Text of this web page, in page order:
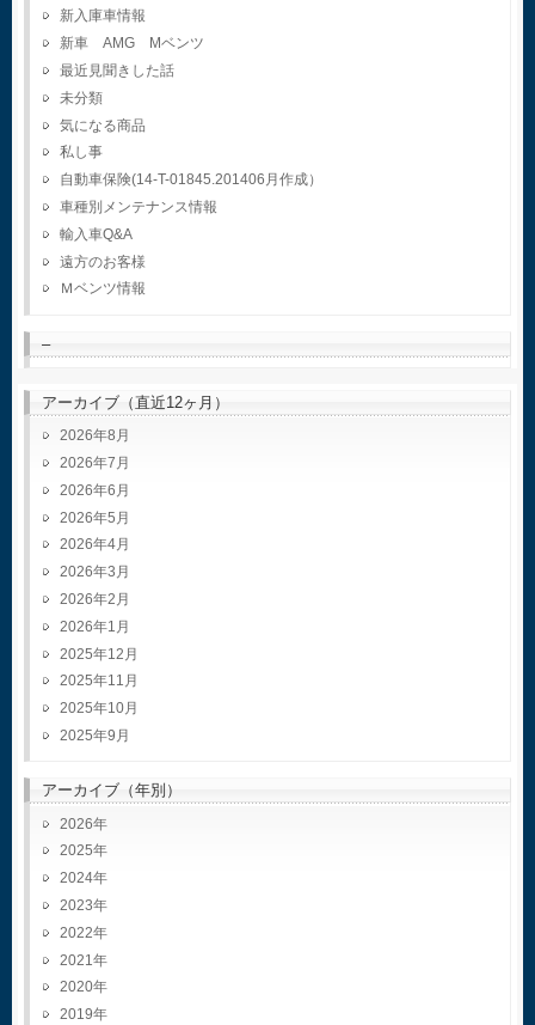
新入庫車情報
新車 AMG Mベンツ
最近見聞きした話
未分類
気になる商品
私し事
自動車保険(14-T-01845.201406月作成）
車種別メンテナンス情報
輸入車Q&A
遠方のお客様
Ｍベンツ情報
–
アーカイブ（直近12ヶ月）
2026年8月
2026年7月
2026年6月
2026年5月
2026年4月
2026年3月
2026年2月
2026年1月
2025年12月
2025年11月
2025年10月
2025年9月
アーカイブ（年別）
2026
2025
2024
2023
2022
2021
2020
2019